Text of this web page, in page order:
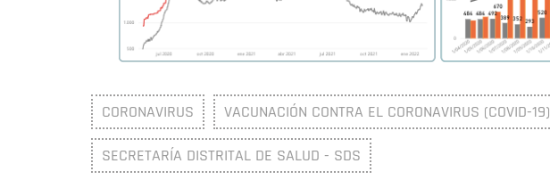
CORONAVIRUS VACUNACIÓN CONTRA EL CORONAVIRUS (COVID-19)
SECRETARÍA DISTRITAL DE SALUD - SDS